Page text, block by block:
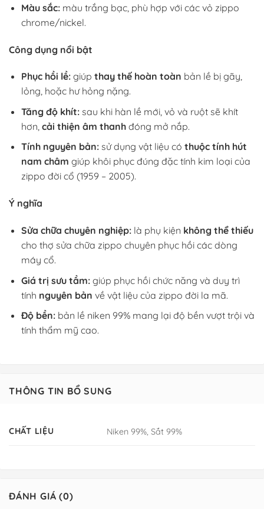
Màu sắc:màu trắng bạc, phù hợp với các vỏ zippo
chrome/nickel.
Công dụng nổi bật
Phục hồi lề:giúp thay thế hoàn toàn bản lề bị gãy,
lỏng, hoặc hư hỏng nặng.
Tăng độ khít:sau khi hàn lề mới, vỏ và ruột sẽ khít
hơn, cải thiện âm thanhđóng mở nắp.
Tính nguyên bản:sử dụng vật liệu có thuộc tính hút
nam châm giúp khôi phục đúng đặc tính kim loại của
zippo đời cổ (1959 – 2005).
Ý nghĩa
Sửa chữa chuyên nghiệp:là phụ kiện không thể thiếu
cho thợ sửa chữa zippo chuyên phục hồi các dòng
máy cổ.
Giá trị sưu tầm:giúp phục hồi chức năng và duy trì
tính nguyên bản về vật liệu của zippo đời la mã.
Độ bền:bản lề niken 99% mang lại độ bền vượt trội và
tính thẩm mỹ cao.
THÔNG TIN BỔ SUNG
CHẤT LIỆU Niken 99%, Sắt 99%
ĐÁNH GIÁ (0)